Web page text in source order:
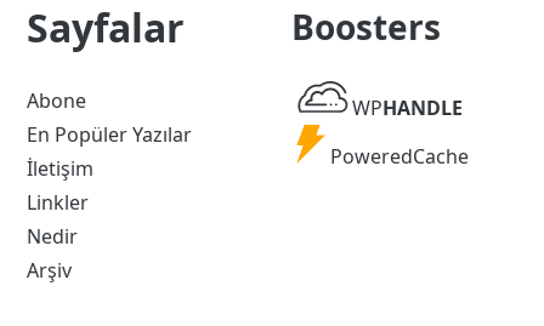
Sayfalar
Abone
En Popüler Yazılar
İletişim
Linkler
Nedir
Arşiv
Boosters
WP
Handle
WPHANDLE
Powered
PoweredCache